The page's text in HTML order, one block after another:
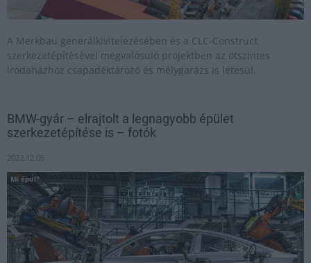
A Merkbau generálkivitelezésében és a CLC-Construct
szerkezetépítésével megvalósuló projektben az ötszintes
irodaházhoz csapadéktározó és mélygarázs is létesül.
BMW-gyár – elrajtolt a legnagyobb épület
szerkezetépítése is – fotók
2022.12.05
Mi épül?